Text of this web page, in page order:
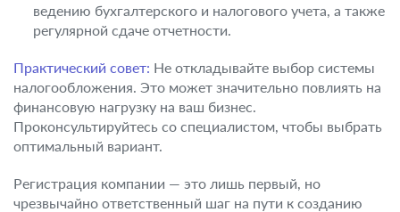
ведению бухгалтерского и налогового учета, а также
регулярной сдаче отчетности.
Практический совет: Не откладывайте выбор системы
налогообложения. Это может значительно повлиять на
финансовую нагрузку на ваш бизнес.
Проконсультируйтесь со специалистом, чтобы выбрать
оптимальный вариант.
Регистрация компании — это лишь первый, но
чрезвычайно ответственный шаг на пути к созданию